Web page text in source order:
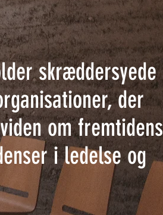
skræddersyede
der
om fremtidens
i ledelse og